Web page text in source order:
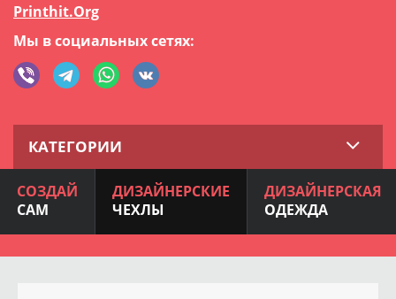
Printhit.Org
Мы в социальных сетях:
КАТЕГОРИИ
СОЗДАЙ
САМ
ДИЗАЙНЕРСКИЕ
ЧЕХЛЫ
ДИЗАЙНЕРСКАЯ
ОДЕЖДА